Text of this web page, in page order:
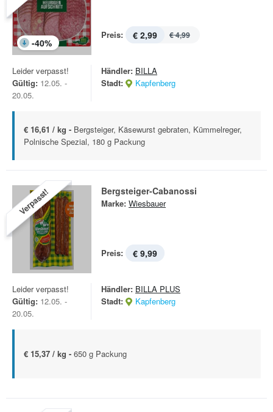
-40%
Preis: € 2,99 € 4,99
Leider verpasst!
Gültig: 12.05. -
20.05.
Händler: BILLA
Stadt:
Kapfenberg
€ 16,61 / kg - Bergsteiger, Käsewurst gebraten, Kümmelreger,
Polnische Spezial, 180 g Packung
Verpasst! Bergsteiger-Cabanossi
Marke: Wiesbauer
Preis: € 9,99
Leider verpasst!
Gültig: 12.05. -
20.05.
Händler: BILLA PLUS
Stadt:
Kapfenberg
€ 15,37 / kg - 650 g Packung